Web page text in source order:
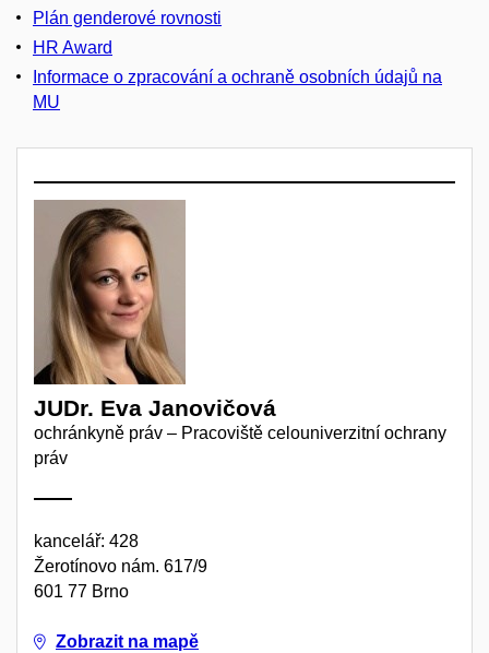
Plán genderové rovnosti
HR Award
Informace o zpracování a ochraně osobních údajů na
MU
JUDr. Eva Janovičová
ochránkyně práv – Pracoviště celouniverzitní ochrany
práv
kancelář: 428
Žerotínovo nám. 617/9
601 77 Brno
Zobrazit na mapě